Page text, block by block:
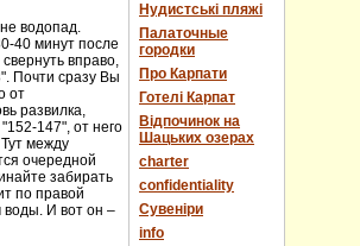
водопад.
40 минут после
вправо,
Почти сразу Вы
от
развилка,
147", от него
между
очередной
забирать
по правой
воды. И вот он –
Нудистські пляжі
Палаточные
городки
Про Карпати
Готелі Карпат
Відпочинок на
Шацьких озерах
charter
confidentiality
Cувеніри
info